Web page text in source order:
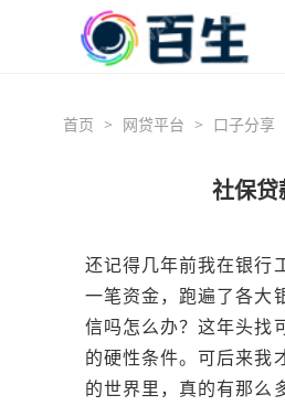
首页 > 网贷平台 > 口子分享
社保贷
还记得几年前我在银行
一笔资金，跑遍了各大
信吗怎么办？这年头找
的硬性条件。可后来我
的世界里，真的有那么